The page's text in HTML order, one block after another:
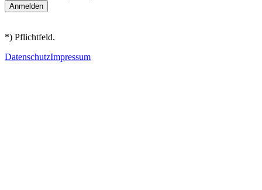
*) Pflichtfeld.
DatenschutzImpressum